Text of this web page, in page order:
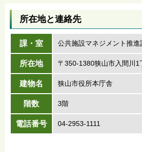
所在地と連絡先
課・室 公共施設マネジメント推進
所在地 〒350-1380狭山市入間川1
建物名 狭山市役所本庁舎
階数 3階
電話番号 04-2953-1111